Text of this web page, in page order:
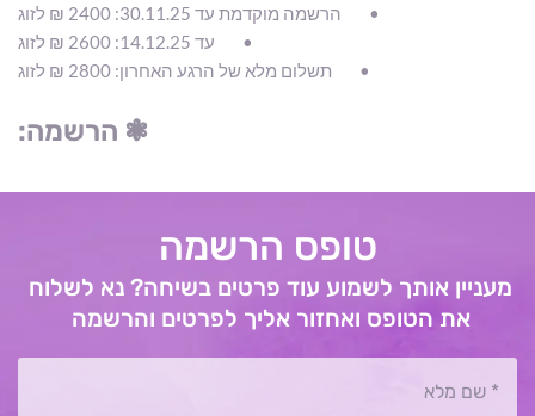
הרשמה מוקדמת עד 30.11.25: 2400 ₪ לזוג
עד 14.12.25: 2600 ₪ לזוג
תשלום מלא של הרגע האחרון: 2800 ₪ לזוג
❃ הרשמה:
טופס הרשמה
מעניין אותך לשמוע עוד פרטים בשיחה? נא לשלוח
את הטופס ואחזור אליך לפרטים והרשמה